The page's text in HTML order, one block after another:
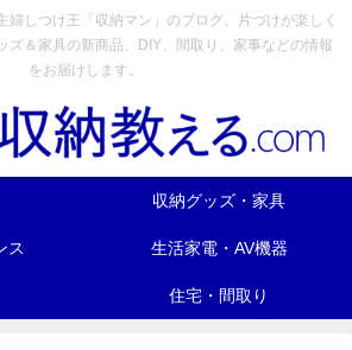
婦しつけ王「収納マン」のブログ。片づけが楽しく
ズ＆家具の新商品、DIY、間取り、家事などの情報
をお届けします。
収納グッズ・家具
ス 生活家電・AV機器
住宅・間取り